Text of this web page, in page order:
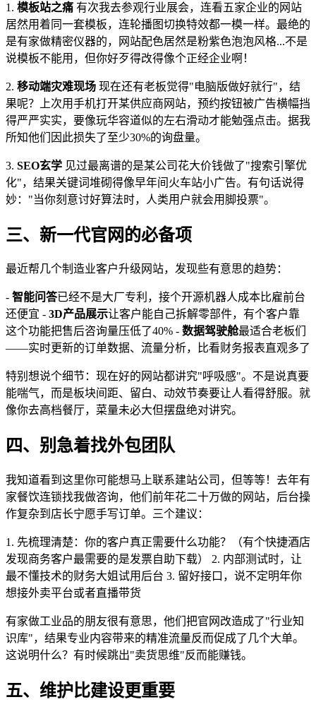
1. 模板站之痛 有次我去参观行业展会，连看五家企业的网站
居然用着同一套模板，连轮播图切换特效都一模一样。最绝的
是有家做精密仪器的，网站配色居然是粉紫色泡泡风格...不是
说模板不能用，但你好歹得改得像个正经企业啊！
2. 移动端灾难现场 现在还有老板觉得"电脑版做好就行"，结
果呢？上次用手机打开某供应商网站，预约按钮被广告横幅挡
得严严实实，要像玩华容道似的左右滑动才能勉强点击。据我
所知他们因此损失了至少30%的询盘量。
3. SEO玄学 见过最离谱的是某公司花大价钱做了"搜索引擎优
化"，结果关键词堆砌得像早年间火车站小广告。有句话说得
妙："当你刻意讨好算法时，人类用户就会用脚投票"。
三、新一代官网的必备项
最近帮几个制造业客户升级网站，发现些有意思的趋势：
- 智能问答已经不是大厂专利，接个开源机器人成本比雇前台
还便宜 - 3D产品展示让客户能自己拆解零部件，有个客户靠
这个功能把售后咨询量压低了40% - 数据驾驶舱最适合老板们
——实时更新的订单数据、流量分析，比看财务报表直观多了
特别想说个细节：现在好的网站都讲究"呼吸感"。不是说真要
能喘气，而是板块间距、留白、动效节奏要让人看得舒服。就
像你去高档餐厅，菜量未必大但摆盘绝对讲究。
四、别急着找外包团队
我知道看到这里你可能想马上联系建站公司，但等等！去年有
家餐饮连锁找我做咨询，他们前年花二十万做的网站，后台操
作复杂到店长宁愿手写订单。三个建议：
1. 先梳理清楚：你的客户真正需要什么功能？（有个快捷酒店
发现商务客户最需要的是发票自助下载） 2. 内部测试时，让
最不懂技术的财务大姐试用后台 3. 留好接口，说不定明年你
想接外卖平台或者直播带货
有家做工业品的朋友很有意思，他们把官网改造成了"行业知
识库"，结果专业内容带来的精准流量反而促成了几个大单。
这说明什么？有时候跳出"卖货思维"反而能赚钱。
五、维护比建设更重要